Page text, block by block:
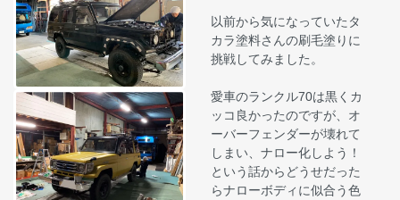
以前から気になっていたタ
カラ塗料さんの刷毛塗りに
挑戦してみました。
愛車のランクル70は黒くカ
ッコ良かったのですが、オ
ーバーフェンダーが壊れて
しまい、ナロー化しよう！
という話からどうせだった
らナローボディに似合う色